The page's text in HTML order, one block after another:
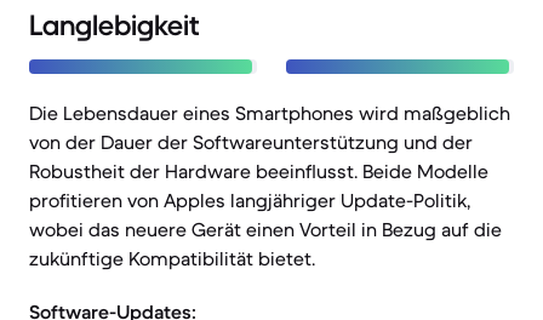
Langlebigkeit
Die Lebensdauer eines Smartphones wird maßgeblich
von der Dauer der Softwareunterstützung und der
Robustheit der Hardware beeinflusst. Beide Modelle
profitieren von Apples langjähriger Update-Politik,
wobei das neuere Gerät einen Vorteil in Bezug auf die
zukünftige Kompatibilität bietet.
Software-Updates: